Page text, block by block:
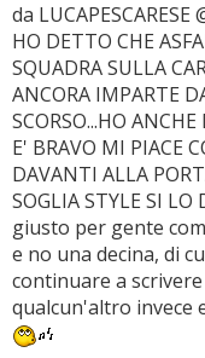
da
HO DETTO CHE
SQUADRA SULLA
ANCORA IMPARTE
SCORSO...HO
E' BRAVO MI PIACE
DAVANTI ALLA
SOGLIA STYLE SI
giusto per gente
e no una decina, di
continuare a
qualcun'altro invece